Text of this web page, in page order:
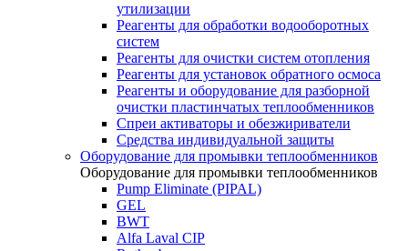
утилизации
Реагенты для обработки водооборотных
систем
Реагенты для очистки систем отопления
Реагенты для установок обратного осмоса
Реагенты и оборудование для разборной
очистки пластинчатых теплообменников
Спреи активаторы и обезжириватели
Средства индивидуальной защиты
Оборудование для промывки теплообменников
Оборудование для промывки теплообменников
Pump Eliminate (PIPAL)
GEL
BWT
Alfa Laval CIP